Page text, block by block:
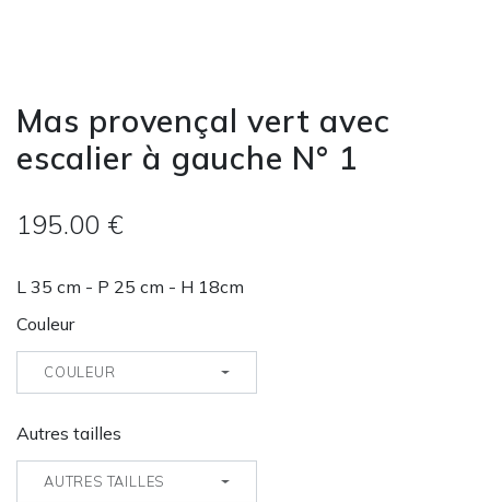
Mas provençal vert avec
escalier à gauche N° 1
195.00 €
L 35 cm - P 25 cm - H 18cm
Couleur
COULEUR
Autres tailles
AUTRES TAILLES